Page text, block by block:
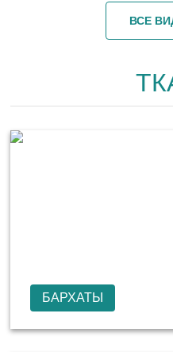
ВСЕ
БАРХАТЫ